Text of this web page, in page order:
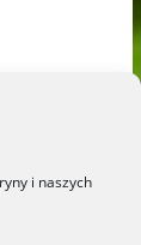
i naszych